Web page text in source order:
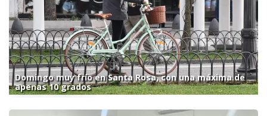
Domingo muy frío en Santa Rosa, con una máxima de
apenas 10 grados